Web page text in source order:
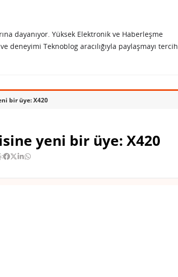
dayanıyor. Yüksek Elektronik ve Haberleşme
deneyimi Teknoblog aracılığıyla paylaşmayı tercih
bir üye: X420
yeni bir üye: X420